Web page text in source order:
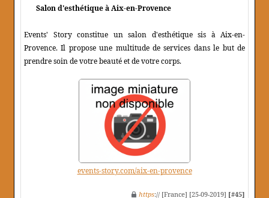
Salon d'esthétique à Aix-en-Provence
Events' Story constitue un salon d'esthétique sis à Aix-en-
Provence. Il propose une multitude de services dans le but de
prendre soin de votre beauté et de votre corps.
events-story.com/aix-en-provence
https:// [France] [25-09-2019] [#45]